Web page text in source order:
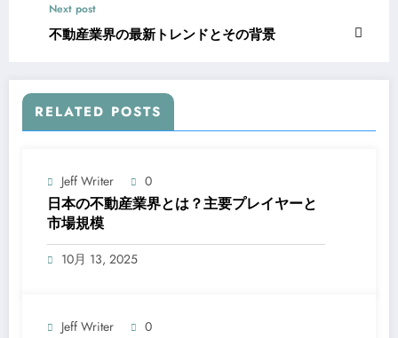
Next post
不動産業界の最新トレンドとその背景
RELATED POSTS
Jeff Writer 0
日本の不動産業界とは？主要プレイヤーと
市場規模
10月 13, 2025
Jeff Writer 0